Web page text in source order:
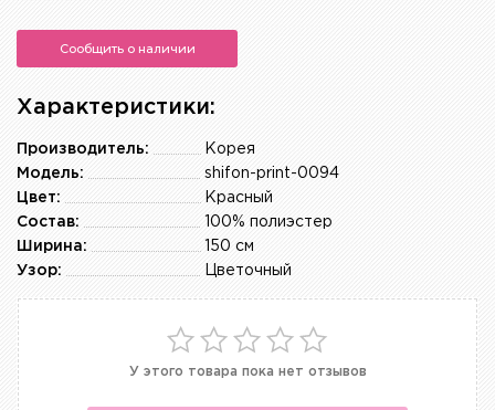
Сообщить о наличии
Характеристики:
Корея
Производитель:
shifon-print-0094
Модель:
Красный
Цвет:
100% полиэстер
Состав:
150 см
Ширина:
Цветочный
Узор:
У этого товара пока нет отзывов